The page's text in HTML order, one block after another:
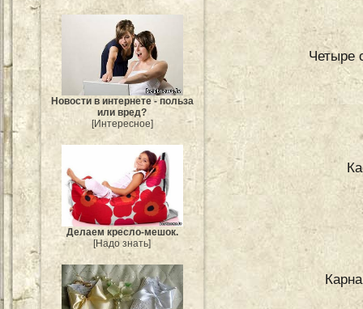
Новости в интернете - польза
или вред?
[Интересное]
Делаем кресло-мешок.
[Надо знать]
Четыре